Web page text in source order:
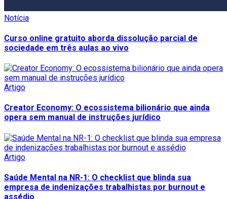
Notícia
Curso online gratuito aborda dissolução parcial de
sociedade em três aulas ao vivo
Artigo
Creator Economy: O ecossistema bilionário que ainda
opera sem manual de instruções jurídico
Artigo
Saúde Mental na NR-1: O checklist que blinda sua
empresa de indenizações trabalhistas por burnout e
assédio